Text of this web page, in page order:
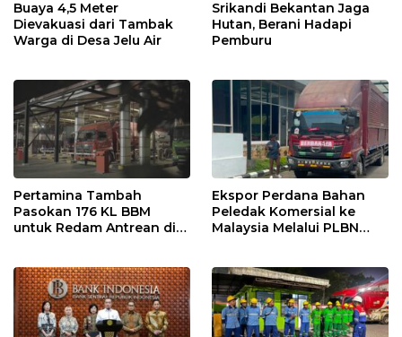
Buaya 4,5 Meter
Dievakuasi dari Tambak
Warga di Desa Jelu Air
Srikandi Bekantan Jaga
Hutan, Berani Hadapi
Pemburu
Pertamina Tambah
Pasokan 176 KL BBM
untuk Redam Antrean di
Ekspor Perdana Bahan
Peledak Komersial ke
Malaysia Melalui PLBN